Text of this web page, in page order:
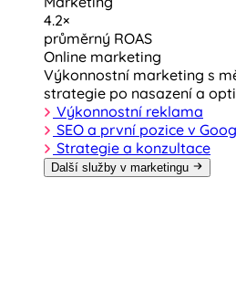
4.2×
průměrný ROAS
Online marketing
Výkonnostní marketing s
strategie po nasazení a
Výkonnostní reklama
SEO a první pozice v
Strategie a konzultace
Další služby v marketingu